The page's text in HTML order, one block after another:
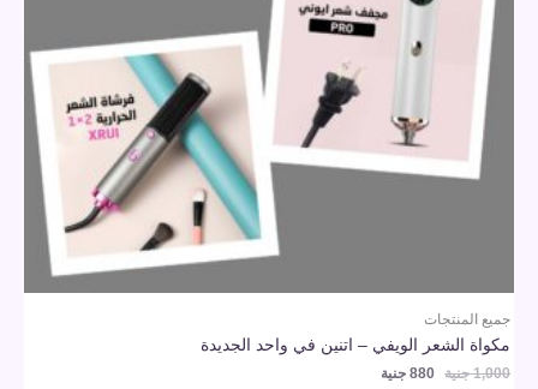
جميع المنتجات
مكواة الشعر الويفي – اتنين في واحد الجديدة
1,000 جنية 880 جنية